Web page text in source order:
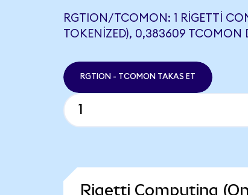
RGTION/TCOMON: 1 RIGETTI
TOKENIZED), 0,383609 TCOMON
RGTION - TCOMON TAKAS ET
Rigetti Computing